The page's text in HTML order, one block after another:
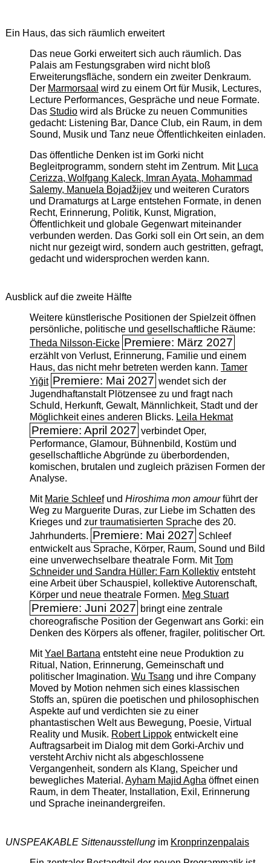
Ein Haus, das sich räumlich erweitert
Das neue Gorki erweitert sich auch räumlich. Das
Palais am Festungsgraben wird nicht bloß
Erweiterungsfläche, sondern ein zweiter Denkraum.
Der Marmorsaal wird zu einem Ort für Musik, Lectures,
Lecture Performances, Gespräche und neue Formate.
Das Studiowird als Brücke zu neuen Communities
gedacht: Listening Bar, Dance Club, ein Raum, in dem
Sound, Musik und Tanz neue Öffentlichkeiten einladen.
Das öffentliche Denken ist im Gorki nicht
Begleitprogramm, sondern steht im Zentrum. Mit Luca
Cerizza, Wolfgang Kaleck, Imran Ayata, Mohammad
Salemy, Manuela Bojadžijevund weiteren Curators
und Dramaturgs at Large entstehen Formate, in denen
Recht, Erinnerung, Politik, Kunst, Migration,
Öffentlichkeit und globale Gegenwart miteinander
verbunden werden. Das Gorki soll ein Ort sein, an dem
nicht nur gezeigt wird, sondern auch gestritten, gefragt,
gedacht und widersprochen werden kann.
Ausblick auf die zweite Hälfte
Weitere künstlerische Positionen der Spielzeit öffnen
persönliche, politische und gesellschaftliche Räume:
Theda Nilsson-Eicke Premiere: März 2027
erzählt von Verlust, Erinnerung, Familie und einem
Haus, das nicht mehr betreten werden kann. Tamer
Yiğit Premiere: Mai 2027 wendet sich der
Jugendhaftanstalt Plötzensee zu und fragt nach
Schuld, Herkunft, Gewalt, Männlichkeit, Stadt und der
Möglichkeit eines anderen Blicks. Leila Hekmat
Premiere: April 2027 verbindet Oper,
Performance, Glamour, Bühnenbild, Kostüm und
gesellschaftliche Abgründe zu überbordenden,
komischen, brutalen und zugleich präzisen Formen der
Analyse.
Mit Marie Schleefund Hiroshima mon amourführt der
Weg zu Marguerite Duras, zur Liebe im Schatten des
Krieges und zur traumatisierten Sprache des 20.
Jahrhunderts. Premiere: Mai 2027 Schleef
entwickelt aus Sprache, Körper, Raum, Sound und Bild
eine unverwechselbare theatrale Form. MitTom
Schneider und Sandra Hüller: Farn Kollektiventsteht
eine Arbeit über Schauspiel, kollektive Autorenschaft,
Körper und neue theatrale Formen. Meg Stuart
Premiere: Juni 2027 bringt eine zentrale
choreografische Position der Gegenwart ans Gorki: ein
Denken des Körpers als offener, fragiler, politischer Ort.
MitYael Bartanaentsteht eine neue Produktion zu
Ritual, Nation, Erinnerung, Gemeinschaft und
politischer Imagination. Wu Tsang und ihre Company
Moved by Motion nehmen sich eines klassischen
Stoffs an, spüren die poetischen und philosophischen
Aspekte auf und verdichten sie zu einer
phantastischen Welt aus Bewegung, Poesie, Virtual
Reality und Musik. Robert Lippokentwickelt eine
Auftragsarbeit im Dialog mit dem Gorki-Archiv und
versteht Archiv nicht als abgeschlossene
Vergangenheit, sondern als Klang, Speicher und
bewegliches Material. Ayham Majid Aghaöffnet einen
Raum, in dem Theater, Installation, Exil, Erinnerung
und Sprache ineinandergreifen.
UNSPEAKABLE Sittenausstellungim Kronprinzenpalais